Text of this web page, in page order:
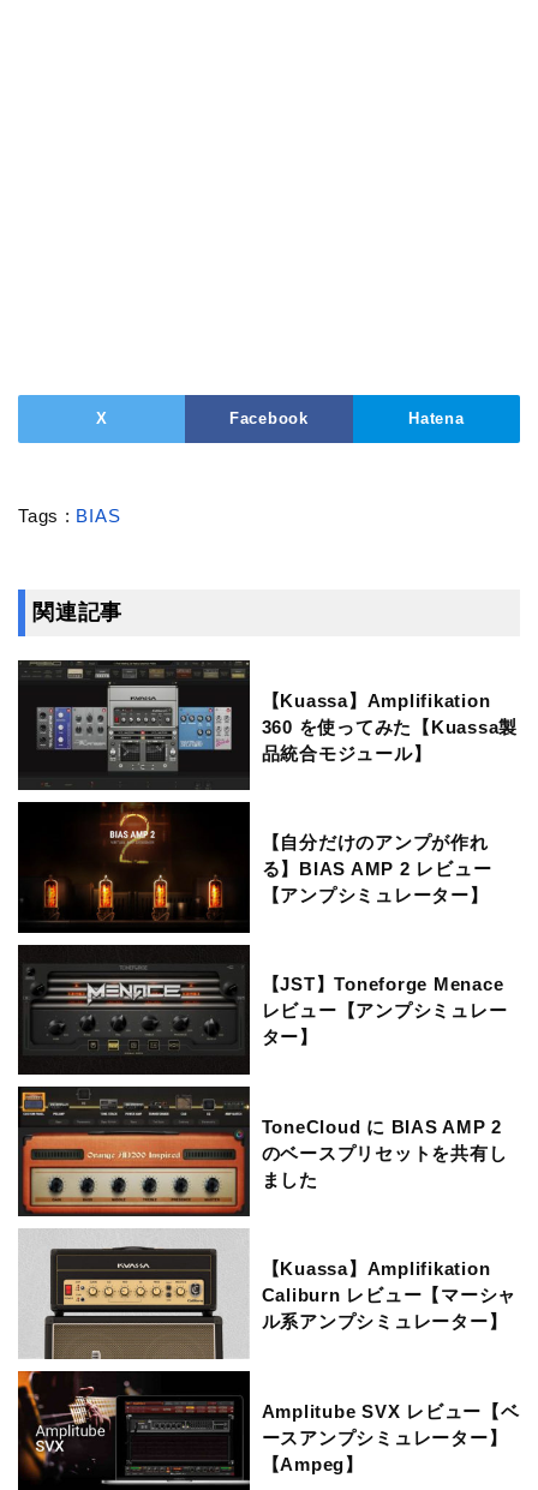
X Facebook Hatena
Tags : BIAS
関連記事
【Kuassa】Amplifikation
360 を使ってみた【Kuassa製
品統合モジュール】
【自分だけのアンプが作れ
る】BIAS AMP 2 レビュー
【アンプシミュレーター】
【JST】Toneforge Menace
レビュー【アンプシミュレー
ター】
ToneCloud に BIAS AMP 2
のベースプリセットを共有し
ました
【Kuassa】Amplifikation
Caliburn レビュー【マーシャ
ル系アンプシミュレーター】
Amplitube SVX レビュー【ベ
ースアンプシミュレーター】
【Ampeg】